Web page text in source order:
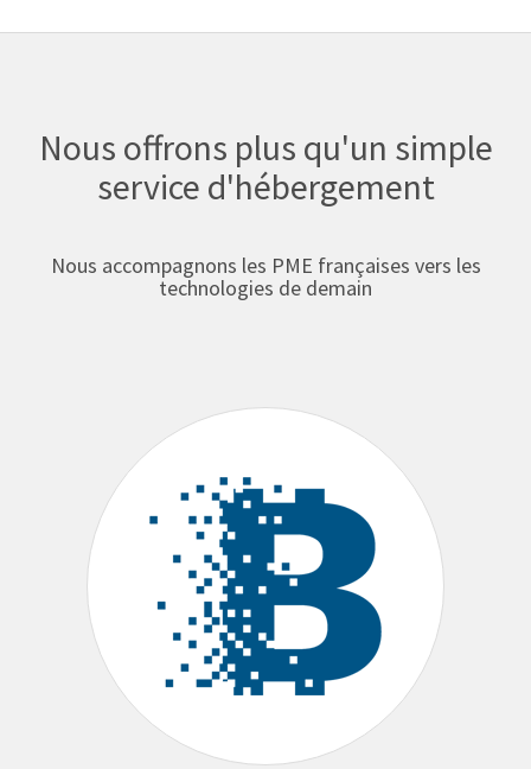
Nous offrons plus qu'un simple
service d'hébergement
Nous accompagnons les PME françaises vers les
technologies de demain